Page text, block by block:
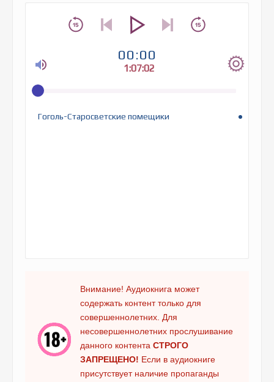
00:00
1:07:02
Гоголь-Старосветские помещики
Внимание! Аудиокнига может
содержать контент только для
совершеннолетних. Для
несовершеннолетних прослушивание
данного контента СТРОГО
ЗАПРЕЩЕНО! Если в аудиокниге
присутствует наличие пропаганды